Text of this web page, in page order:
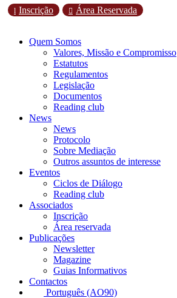
l Inscrição  Área Reservada
Quem Somos
Valores, Missão e Compromisso
Estatutos
Regulamentos
Legislação
Documentos
Reading club
News
News
Protocolo
Sobre Mediação
Outros assuntos de interesse
Eventos
Ciclos de Diálogo
Reading club
Associados
Inscrição
Área reservada
Publicações
Newsletter
Magazine
Guias Informativos
Contactos
Português (AO90)